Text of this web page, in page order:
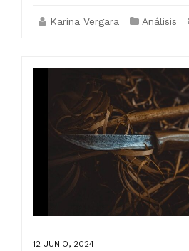
Karina Vergara Análisis
12 JUNIO, 2024